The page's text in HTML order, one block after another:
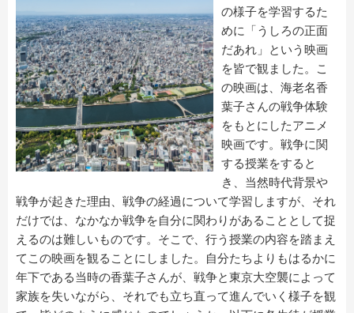
の様子を学習するた
めに「うしろの正面
だあれ」という映画
を皆で観ました。こ
の映画は、海老名香
葉子さんの戦争体験
をもとにしたアニメ
映画です。戦争に関
する授業をすると
き、当然時代背景や
戦争が起きた理由、戦争の経過について学習しますが、それ
だけでは、なかなか戦争を自分に関わりがあることとして捉
えるのは難しいものです。そこで、行う授業の内容を踏まえ
てこの映画を観ることにしました。自分たちよりもはるかに
年下である当時の香葉子さんが、戦争と東京大空襲によって
家族を失いながら、それでも立ち直って進んでいく様子を観